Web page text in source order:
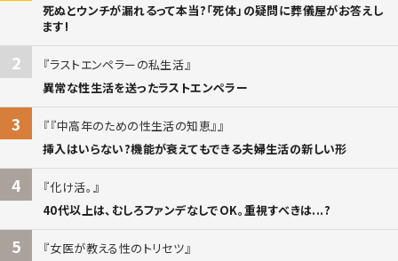
死ぬとウンチが漏れるって本当?「死体」の疑問に葬儀屋がお答えし
ます!
2
ラストエンペラーの私生活
異常な性生活を送ったラストエンペラー
3
『中高年のための性生活の知恵』
挿入はいらない?機能が衰えてもできる夫婦生活の新しい形
4
化け活。
40代以上は、むしろファンデなしでOK。重視すべきは...?
5
女医が教える性のトリセツ